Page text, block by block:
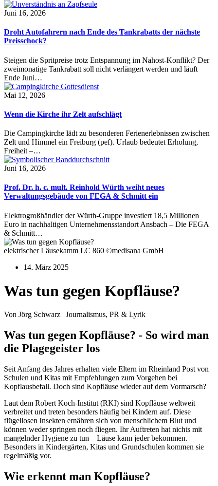
Juni 16, 2026
Droht Autofahrern nach Ende des Tankrabatts der nächste
Preisschock?
Steigen die Spritpreise trotz Entspannung im Nahost-Konflikt? Der
zweimonatige Tankrabatt soll nicht verlängert werden und läuft
Ende Juni…
Mai 12, 2026
Wenn die Kirche ihr Zelt aufschlägt
Die Campingkirche lädt zu besonderen Ferienerlebnissen zwischen
Zelt und Himmel ein Freiburg (pef). Urlaub bedeutet Erholung,
Freiheit –…
Juni 16, 2026
Prof. Dr. h. c. mult. Reinhold Würth weiht neues
Verwaltungsgebäude von FEGA & Schmitt ein
Elektrogroßhändler der Würth-Gruppe investiert 18,5 Millionen
Euro in nachhaltigen Unternehmensstandort Ansbach – Die FEGA
& Schmitt…
elektrischer Läusekamm LC 860 ©medisana GmbH
14. März 2025
Was tun gegen Kopfläuse?
Von Jörg Schwarz | Journalismus, PR & Lyrik
Was tun gegen Kopfläuse? - So wird man
die Plagegeister los
Seit Anfang des Jahres erhalten viele Eltern im Rheinland Post von
Schulen und Kitas mit Empfehlungen zum Vorgehen bei
Kopflausbefall. Doch sind Kopfläuse wieder auf dem Vormarsch?
Laut dem Robert Koch-Institut (RKI) sind Kopfläuse weltweit
verbreitet und treten besonders häufig bei Kindern auf. Diese
flügellosen Insekten ernähren sich von menschlichem Blut und
können weder springen noch fliegen. Ihr Auftreten hat nichts mit
mangelnder Hygiene zu tun – Läuse kann jeder bekommen.
Besonders in Kindergärten, Kitas und Grundschulen kommen sie
regelmäßig vor.
Wie erkennt man Kopfläuse?